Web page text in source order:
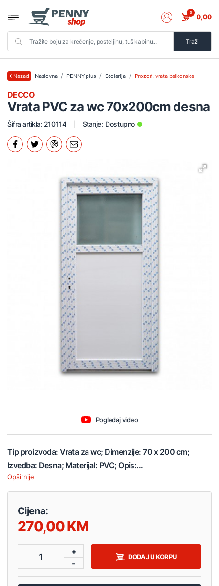
Traži
0 0,00
Nazad Naslovna PENNY plus Stolarija Prozori, vrata balkonska
Vrata PVC za wc 70x200cm desna
DECCO
Šifra artikla: 210114 Stanje: Dostupno
Pogledaj video
Tip proizvoda: Vrata za wc; Dimenzije: 70 x 200 cm;
Izvedba: Desna; Materijal: PVC; Opis:...
Opširnije
Cijena:
270,00
1
+
-
DODAJ U KORPU